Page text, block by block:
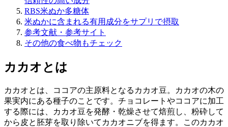
RBS米ぬか多糖体
米ぬかに含まれる有用成分をサプリで摂取
参考文献・参考サイト
その他の食べ物もチェック
カカオとは
カカオとは、ココアの主原料となるカカオ豆。カカオの木の
果実内にある種子のことです。チョコレートやココアに加工
する際には、カカオ豆を発酵・乾燥させて焙煎し、粉砕して
から皮と胚芽を取り除いてカカオニブを得ます。このカカオ